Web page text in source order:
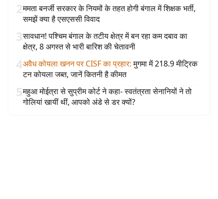
2ममता बनर्जी सरकार के नियमों के तहत होगी बंगाल में शिक्षक भर्ती,
समझें क्या है एसएससी विवाद
3सावधान! पश्चिम बंगाल के तटीय क्षेत्र में बन रहा कम दबाव का
क्षेत्र, 8 अगस्त से भारी बारिश की चेतावनी
4अवैध कोयला खनन पर CISF का प्रहार: मुगमा में 218.9 मीट्रिक
टन कोयला जब्त, जानें कितनी है कीमत
5महुआ मोईत्रा से सुप्रीम कोर्ट ने कहा- स्वतंत्रता सेनानियों ने तो
गोलियां खायीं थीं, आपको अंडे से डर क्यों?